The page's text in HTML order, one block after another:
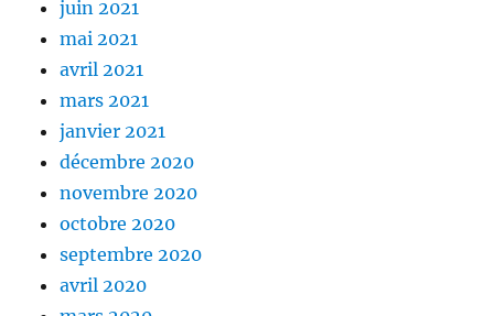
juin 2021
mai 2021
avril 2021
mars 2021
janvier 2021
décembre 2020
novembre 2020
octobre 2020
septembre 2020
avril 2020